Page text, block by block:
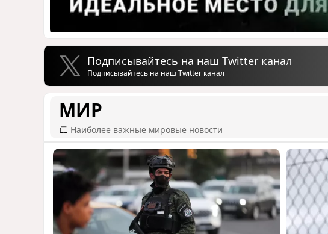
Подписывайтесь на наш Twitter канал
Подписывайтесь на наш Twitter канал
МИР
Наиболее важные мировые новости